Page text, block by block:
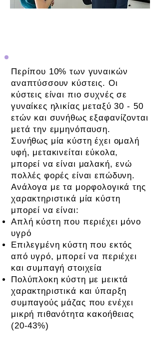
Περίπου 10% των γυναικών
αναπτύσσουν κύστεις. Οι
κύστεις είναι πιο συχνές σε
γυναίκες ηλικίας μεταξύ 30 - 50
ετών και συνήθως εξαφανίζονται
μετά την εμμηνόπαυση.
Συνήθως μία κύστη έχει ομαλή
υφή, μετακινείται εύκολα,
μπορεί να είναι μαλακή, ενώ
πολλές φορές είναι επώδυνη.
Ανάλογα με τα μορφολογικά της
χαρακτηριστικά μία κύστη
μπορεί να είναι:
Απλή κύστη που περιέχει μόνο
υγρό
Επιλεγμένη κύστη που εκτός
από υγρό, μπορεί να περιέχει
και συμπαγή στοιχεία
Πολύπλοκη κύστη με μεικτά
χαρακτηριστικά και ύπαρξη
συμπαγούς μάζας που ενέχει
μικρή πιθανότητα κακοήθειας
(20-43%)